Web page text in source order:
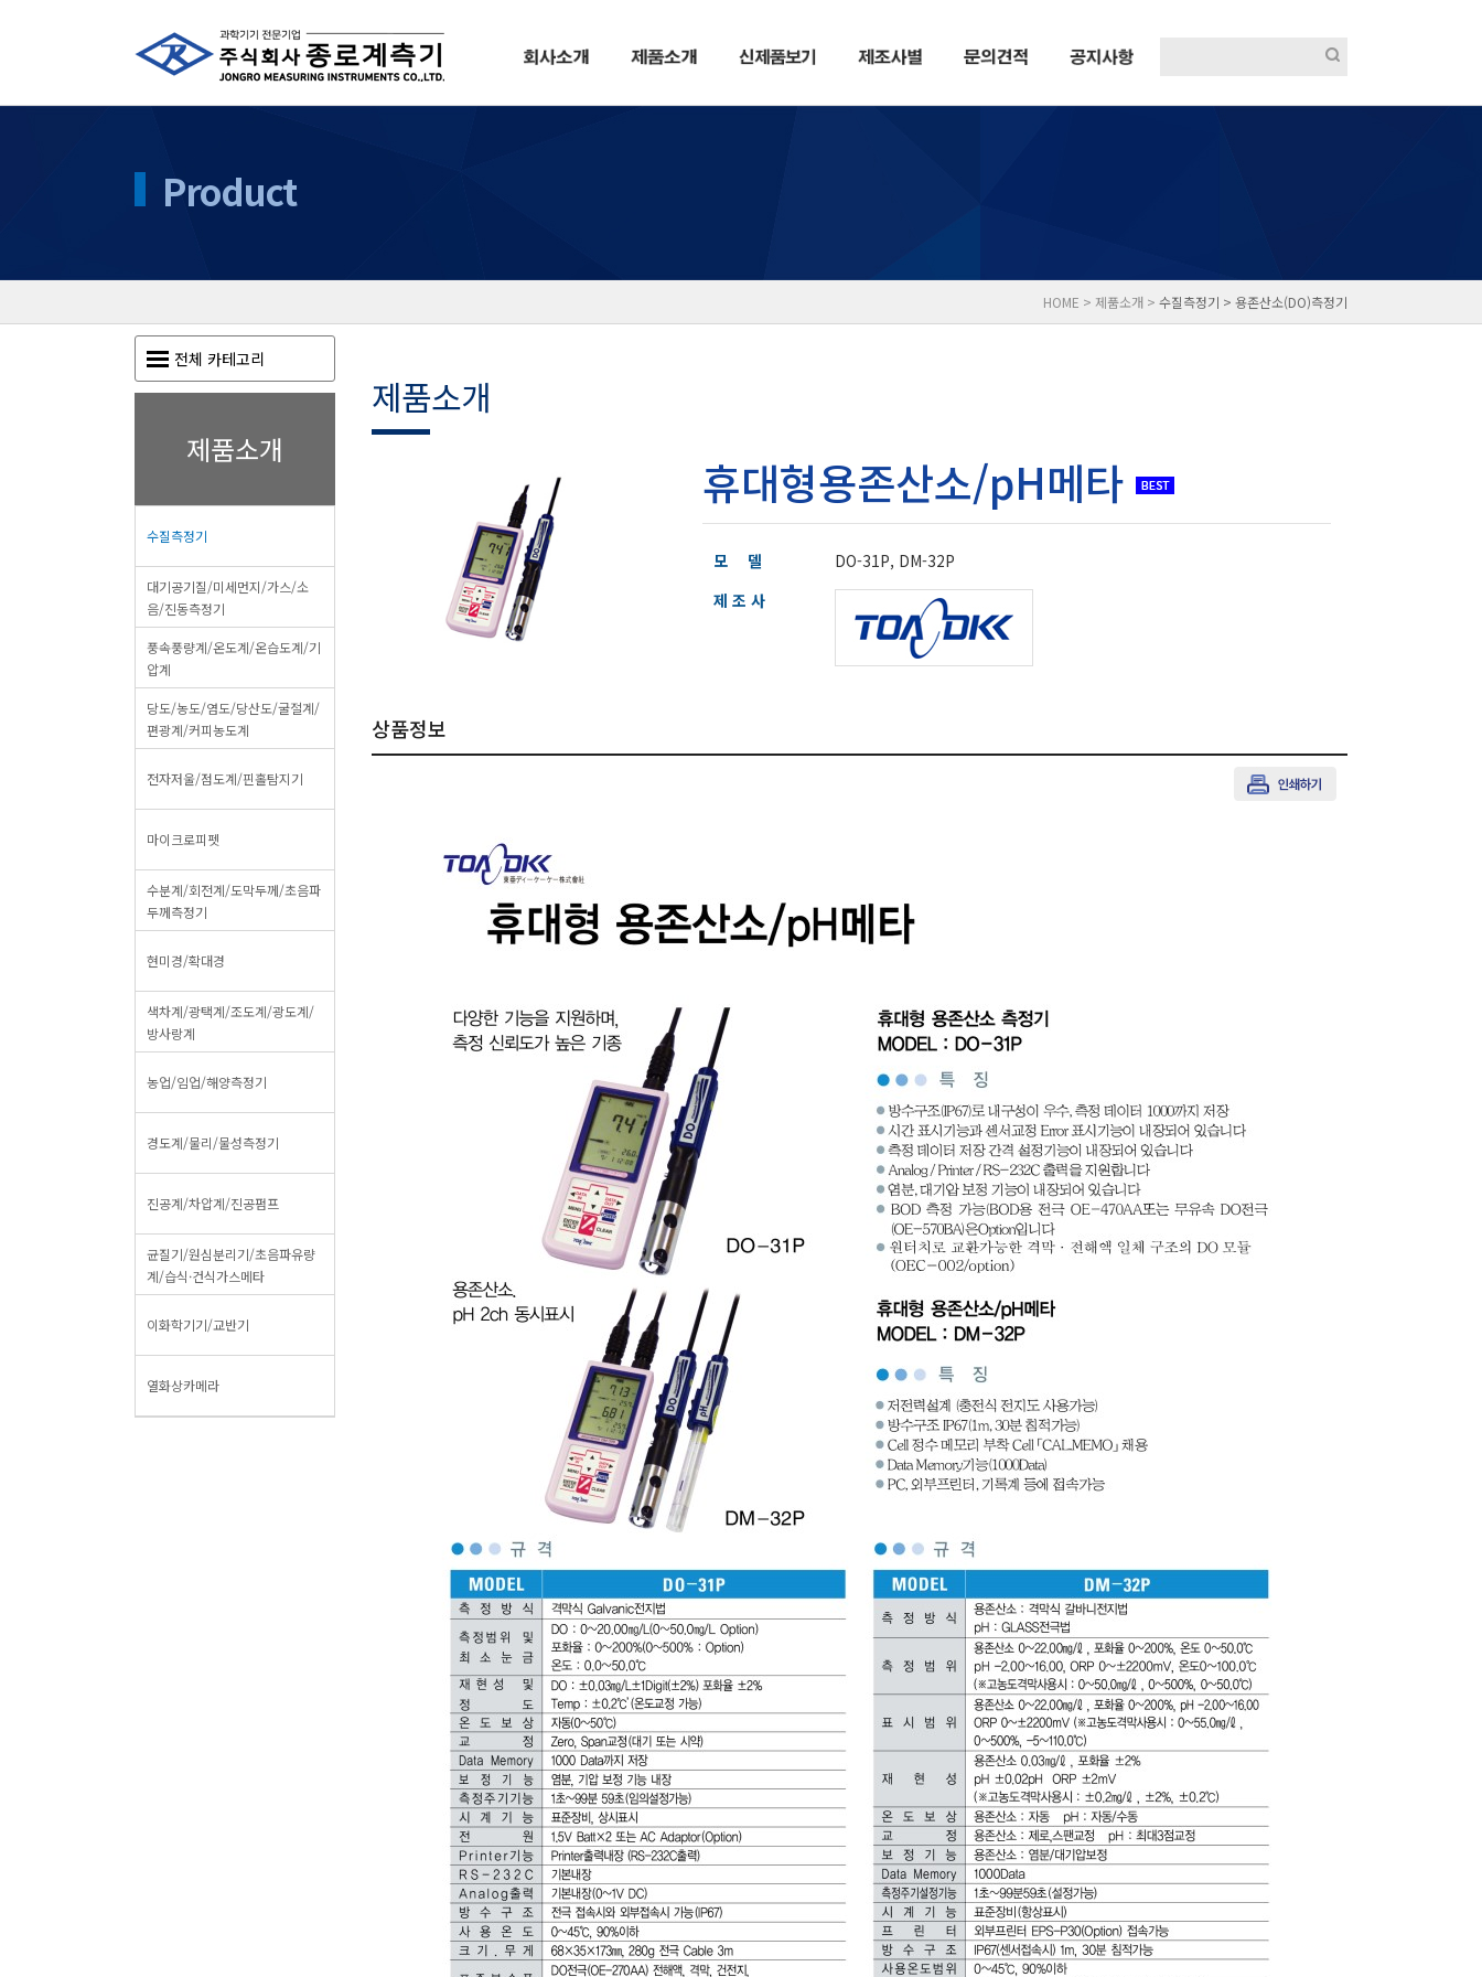
Product
HOME > 제품소개 > 수질측정기 > 용존산소(DO)측정기
전체 카테고리
제품소개
수질측정기
대기공기질/미세먼지/가스/소
음/진동측정기
풍속풍량계/온도계/온습도계/기
압계
당도/농도/염도/당산도/굴절계/
편광계/커피농도계
전자저울/점도계/핀홀탐지기
마이크로피펫
수분계/회전계/도막두께/초음파
두께측정기
현미경/확대경
색차계/광택계/조도계/광도계/
방사랑계
농업/임업/해양측정기
경도계/물리/물성측정기
진공계/차압계/진공펌프
균질기/원심분리기/초음파유량
계/습식·건식가스메타
이화학기기/교반기
열화상카메라
제품소개
휴대형용존산소/pH메타
모 델
DO-31P, DM-32P
제 조 사
상품정보